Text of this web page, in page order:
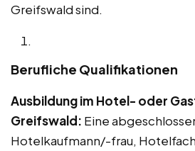
Greifswald sind.
Berufliche Qualifikationen
Ausbildung im Hotel- oder
Greifswald: Eine
Hotelkaufmann/-frau,